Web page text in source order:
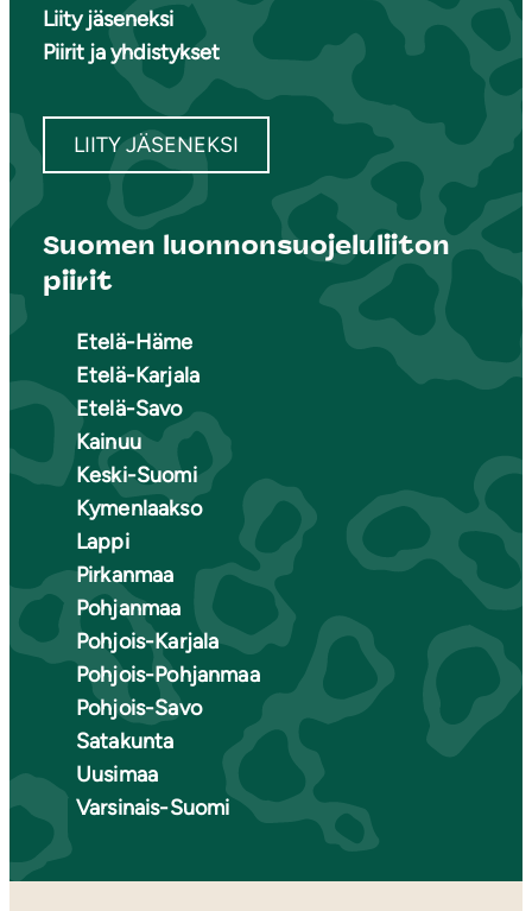
Liity jäseneksi
Piirit ja yhdistykset
LIITY JÄSENEKSI
Suomen luonnonsuojeluliiton
piirit
Etelä-Häme
Etelä-Karjala
Etelä-Savo
Kainuu
Keski-Suomi
Kymenlaakso
Lappi
Pirkanmaa
Pohjanmaa
Pohjois-Karjala
Pohjois-Pohjanmaa
Pohjois-Savo
Satakunta
Uusimaa
Varsinais-Suomi